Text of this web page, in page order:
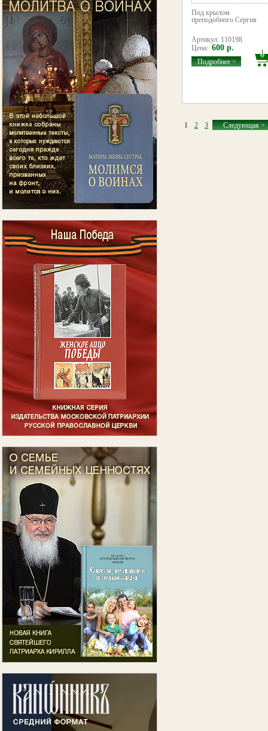
Под крылом
преподобного Сергия
Артикул: 110198
Цена: 600 р.
Подробнее >
1 2 3 Следующая >